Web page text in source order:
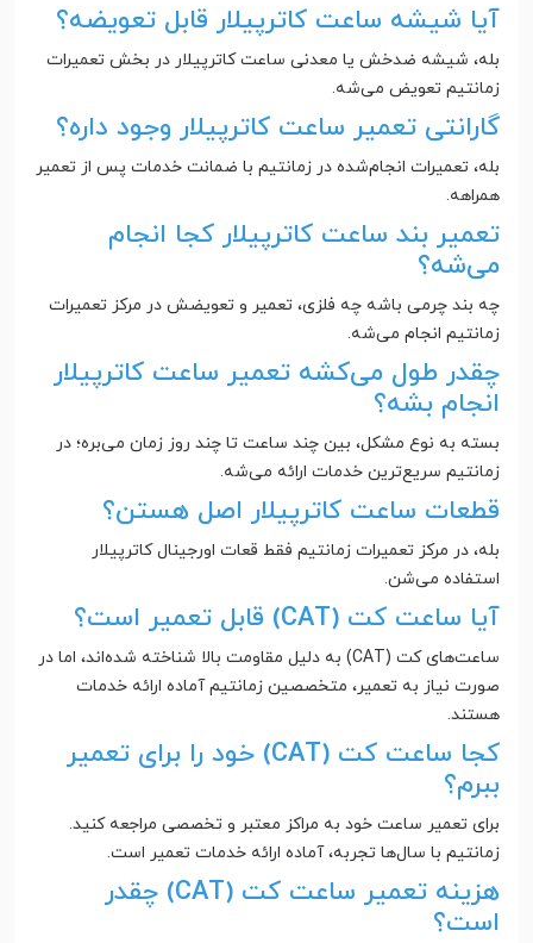
آیا شیشه ساعت کاترپیلار قابل تعویضه؟
بله، شیشه ضدخش یا معدنی ساعت کاترپیلار در بخش تعمیرات
زمانتیم تعویض می‌شه.
گارانتی تعمیر ساعت کاترپیلار وجود داره؟
بله، تعمیرات انجام‌شده در زمانتیم با ضمانت خدمات پس از تعمیر
همراهه.
تعمیر بند ساعت کاترپیلار کجا انجام
می‌شه؟
چه بند چرمی باشه چه فلزی، تعمیر و تعویضش در مرکز تعمیرات
زمانتیم انجام می‌شه.
چقدر طول می‌کشه تعمیر ساعت کاترپیلار
انجام بشه؟
بسته به نوع مشکل، بین چند ساعت تا چند روز زمان می‌بره؛ در
زمانتیم سریع‌ترین خدمات ارائه می‌شه.
قطعات ساعت کاترپیلار اصل هستن؟
بله، در مرکز تعمیرات زمانتیم فقط قعات اورجینال کاترپیلار
استفاده می‌شن.
آیا ساعت کت (CAT) قابل تعمیر است؟
ساعت‌های کت (CAT) به دلیل مقاومت بالا شناخته شده‌اند، اما در
صورت نیاز به تعمیر، متخصصین زمانتیم آماده ارائه خدمات
هستند.
کجا ساعت کت (CAT) خود را برای تعمیر
ببرم؟
برای تعمیر ساعت خود به مراکز معتبر و تخصصی مراجعه کنید.
زمانتیم با سال‌ها تجربه، آماده ارائه خدمات تعمیر است.
هزینه تعمیر ساعت کت (CAT) چقدر
است؟